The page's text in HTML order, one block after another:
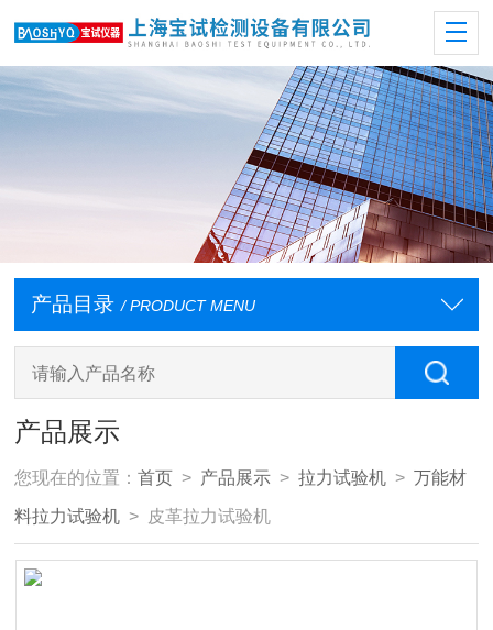
产品目录 / PRODUCT MENU
产品展示
您现在的位置：首页 > 产品展示 >拉力试验机 >万能材
料拉力试验机 > 皮革拉力试验机